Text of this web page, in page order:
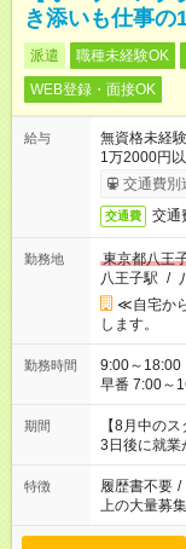
き添いも仕事の
派遣 職種未経験OK
WEB登録・面接OK
給与
無資格未経
1万2000円
交通費別
交通費 交通
勤務地
東京都八王
八王子駅 /
≪自宅か
します。
勤務時間
9:00～18:00（休憩60分） ■ご
早番 7:00～
と休みを合
「できれば
ね。 ※Wワーク希望の方へ 今ご覧のお仕事で希望する勤務時間
と、もう1つ
合は応募で
期間
【8月中の
3日後に就業
特徴 履歴書不要 /
上の大量募集